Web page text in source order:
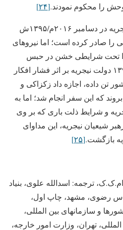
را محکوم نمودند.[۲۴]
با وجود آن که دادگاه عالی نیجریه در دسامبر ۲۰۱۶م/۱۳۹۵ش
صادر کرده است؛ اما نیروهای
روز وی را تحت شرایطی خشن در حبس
نگهداشته اند. در ۲۴ مرداد ۱۳۹۸ دولت نیجریه بر اثر فشار افکار
تن داده، اجازه داد زکزاکی و
که این سفر انجام شد؛ اما به
و شرایط ذلت باری که بر وی
شیعیان نیجریه، این مداوای
بازگشت.[۲۵]
ترجمه: اسدالله علوی، بنیاد
رضوی، مشهد، چاپ اول،
کشورها و سازمانهای بین المللی،
تهران، وزارت امور خارجه،